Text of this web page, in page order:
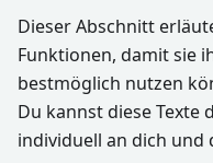
Dieser Abschnitt
Funktionen, damit sie
bestmöglich nutzen
Du kannst diese
individuell an dich und